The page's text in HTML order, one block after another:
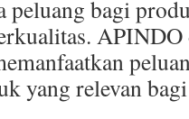
peluang bagi
APINDO
yang relevan